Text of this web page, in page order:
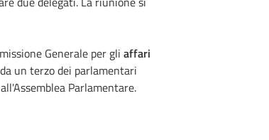
Generale per gli affari
un terzo dei parlamentari
Parlamentare.